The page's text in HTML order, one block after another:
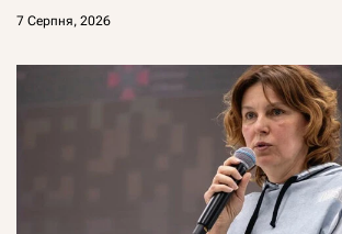
7 Серпня, 2026